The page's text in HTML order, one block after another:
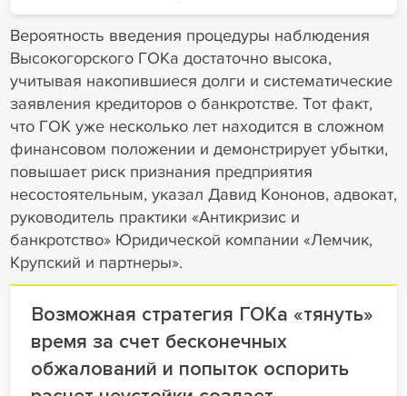
Вероятность введения процедуры наблюдения
Высокогорского ГОКа достаточно высока,
учитывая накопившиеся долги и систематические
заявления кредиторов о банкротстве. Тот факт,
что ГОК уже несколько лет находится в сложном
финансовом положении и демонстрирует убытки,
повышает риск признания предприятия
несостоятельным, указал Давид Кононов, адвокат,
руководитель практики «Антикризис и
банкротство» Юридической компании «Лемчик,
Крупский и партнеры».
Возможная стратегия ГОКа «тянуть»
время за счет бесконечных
обжалований и попыток оспорить